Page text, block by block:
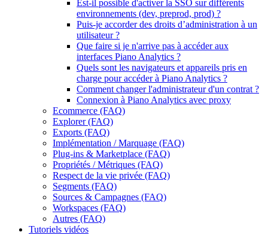
Est-il possible d'activer la SSO sur différents
environnements (dev, preprod, prod) ?
Puis-je accorder des droits d’administration à un
utilisateur ?
Que faire si je n'arrive pas à accéder aux
interfaces Piano Analytics ?
Quels sont les navigateurs et appareils pris en
charge pour accéder à Piano Analytics ?
Comment changer l'administrateur d'un contrat ?
Connexion à Piano Analytics avec proxy
Ecommerce (FAQ)
Explorer (FAQ)
Exports (FAQ)
Implémentation / Marquage (FAQ)
Plug-ins & Marketplace (FAQ)
Propriétés / Métriques (FAQ)
Respect de la vie privée (FAQ)
Segments (FAQ)
Sources & Campagnes (FAQ)
Workspaces (FAQ)
Autres (FAQ)
Tutoriels vidéos